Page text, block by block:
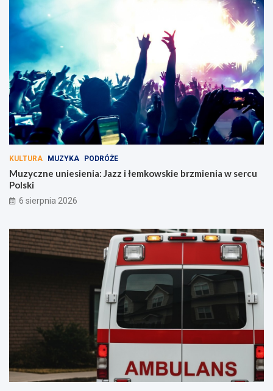
KULTURA MUZYKA PODRÓŻE
Muzyczne uniesienia: Jazz i łemkowskie brzmienia w sercu
Polski
6 sierpnia 2026